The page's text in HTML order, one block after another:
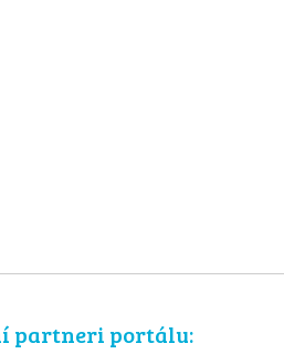
partneri portálu: